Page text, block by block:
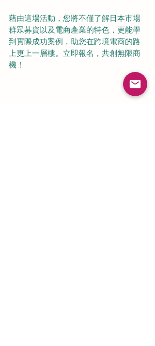
藉由這場活動，您將不僅了解日本市場
群眾募資以及電商產業的特色，更能學
到實際成功案例，助您在跨境電商的路
上更上一層樓。立即報名，共創無限商
機！